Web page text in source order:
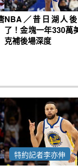
NBA／昔日湖人
了！金塊一年330萬
克補後場深度
特約記者李亦伸